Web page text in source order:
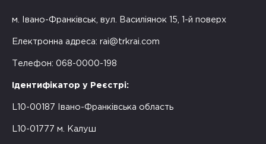
м. Івано-Франківськ, вул. Василіянок 15, 1-й поверх
Електронна адреса: rai@trkrai.com
Телефон: 068-0000-198
Ідентифікатор у Реєстрі:
L10-00187 Івано-Франківська область
L10-01777 м. Калуш